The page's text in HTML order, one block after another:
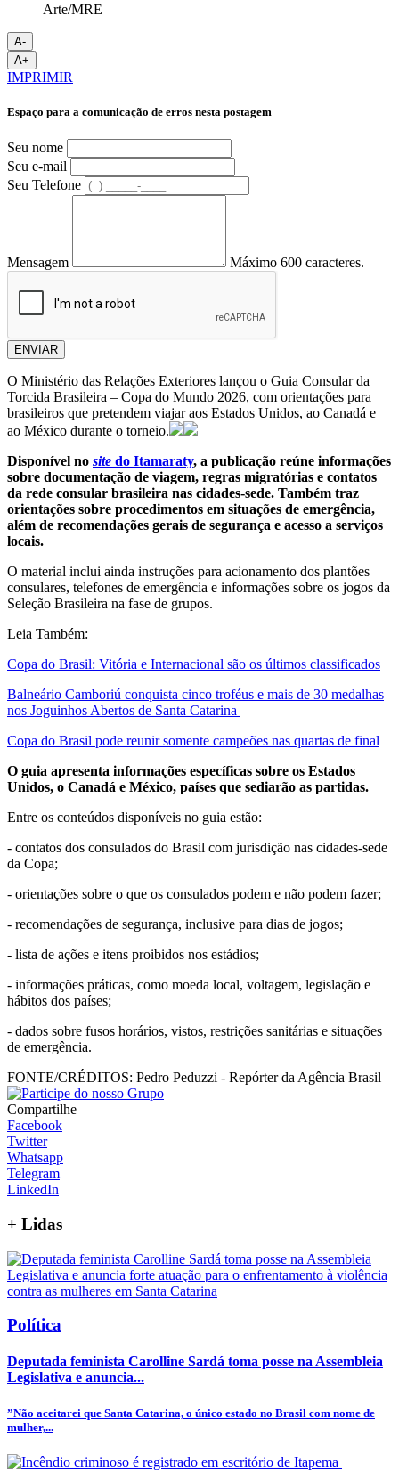
Arte/MRE
A-
A+
IMPRIMIR
Espaço para a comunicação de erros nesta postagem
Seu nome
Seu e-mail
Seu Telefone
Mensagem Máximo 600 caracteres.
ENVIAR
O Ministério das Relações Exteriores lançou o Guia Consular da
Torcida Brasileira – Copa do Mundo 2026, com orientações para
brasileiros que pretendem viajar aos Estados Unidos, ao Canadá e
ao México durante o torneio.
Disponível no site do Itamaraty, a publicação reúne informações
sobre documentação de viagem, regras migratórias e contatos
da rede consular brasileira nas cidades-sede. Também traz
orientações sobre procedimentos em situações de emergência,
além de recomendações gerais de segurança e acesso a serviços
locais.
O material inclui ainda instruções para acionamento dos plantões
consulares, telefones de emergência e informações sobre os jogos da
Seleção Brasileira na fase de grupos.
Leia Também:
Copa do Brasil: Vitória e Internacional são os últimos classificados
Balneário Camboriú conquista cinco troféus e mais de 30 medalhas
nos Joguinhos Abertos de Santa Catarina
Copa do Brasil pode reunir somente campeões nas quartas de final
O guia apresenta informações específicas sobre os Estados
Unidos, o Canadá e México, países que sediarão as partidas.
Entre os conteúdos disponíveis no guia estão:
- contatos dos consulados do Brasil com jurisdição nas cidades-sede
da Copa;
- orientações sobre o que os consulados podem e não podem fazer;
- recomendações de segurança, inclusive para dias de jogos;
- lista de ações e itens proibidos nos estádios;
- informações práticas, como moeda local, voltagem, legislação e
hábitos dos países;
- dados sobre fusos horários, vistos, restrições sanitárias e situações
de emergência.
FONTE/CRÉDITOS: Pedro Peduzzi - Repórter da Agência Brasil
Compartilhe
Facebook
Twitter
Whatsapp
Telegram
LinkedIn
+ Lidas
Política
Deputada feminista Carolline Sardá toma posse na Assembleia
Legislativa e anuncia...
”Não aceitarei que Santa Catarina, o único estado no Brasil com nome de
mulher,...